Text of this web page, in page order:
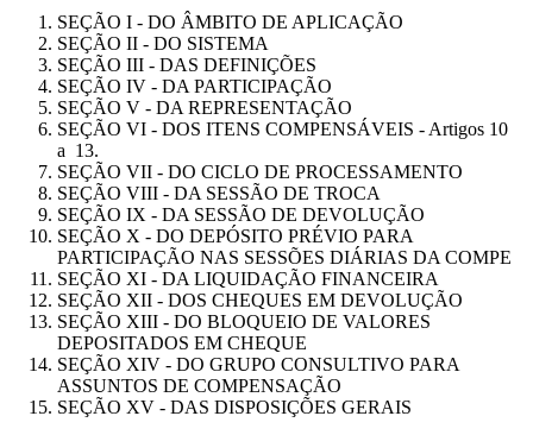
SEÇÃO I - DO ÂMBITO DE APLICAÇÃO
SEÇÃO II - DO SISTEMA
SEÇÃO III - DAS DEFINIÇÕES
SEÇÃO IV - DA PARTICIPAÇÃO
SEÇÃO V - DA REPRESENTAÇÃO
SEÇÃO VI - DOS ITENS COMPENSÁVEIS - Artigos 10
a 13.
SEÇÃO VII - DO CICLO DE PROCESSAMENTO
SEÇÃO VIII - DA SESSÃO DE TROCA
SEÇÃO IX - DA SESSÃO DE DEVOLUÇÃO
SEÇÃO X - DO DEPÓSITO PRÉVIO PARA
PARTICIPAÇÃO NAS SESSÕES DIÁRIAS DA COMPE
SEÇÃO XI - DA LIQUIDAÇÃO FINANCEIRA
SEÇÃO XII - DOS CHEQUES EM DEVOLUÇÃO
SEÇÃO XIII - DO BLOQUEIO DE VALORES
DEPOSITADOS EM CHEQUE
SEÇÃO XIV - DO GRUPO CONSULTIVO PARA
ASSUNTOS DE COMPENSAÇÃO
SEÇÃO XV - DAS DISPOSIÇÕES GERAIS